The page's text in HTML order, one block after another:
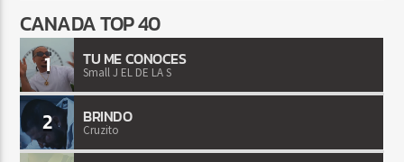
CANADA TOP 40
1 TU ME CONOCES
Small J EL DE LA S
2 BRINDO
Cruzito